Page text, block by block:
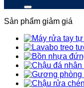
Sản phẩm giảm giá